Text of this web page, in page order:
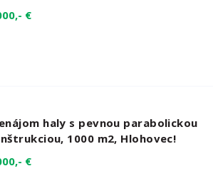
€
haly s pevnou parabolickou
1000 m2, Hlohovec!
€